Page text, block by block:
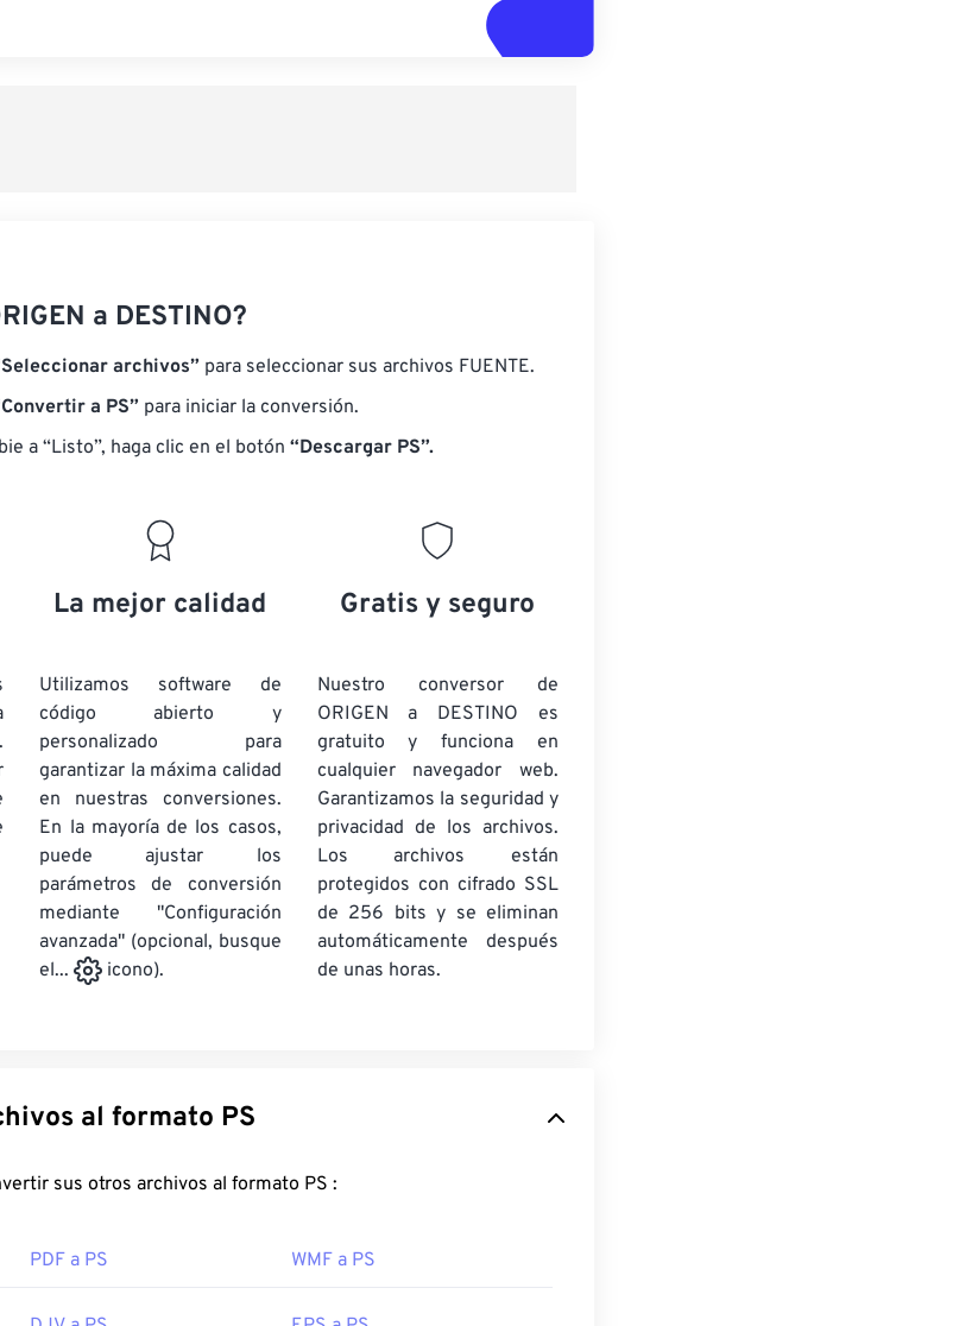
a DESTINO?
archivos” para seleccionar sus archivos FUENTE.
a PS” para iniciar la conversión.
a “Listo”, haga clic en el botón “Descargar PS”.
La mejor calidad
Utilizamos software de
código abierto y
personalizado para
garantizar la máxima calidad
en nuestras conversiones.
En la mayoría de los casos,
puede ajustar los
parámetros de conversión
mediante "Configuración
avanzada" (opcional, busque
el...
icono).
Gratis y seguro
Nuestro conversor de
ORIGEN a DESTINO es
gratuito y funciona en
cualquier navegador web.
Garantizamos la seguridad y
privacidad de los archivos.
Los archivos están
protegidos con cifrado SSL
de 256 bits y se eliminan
automáticamente después
de unas horas.
Convertir otros archivos al formato PS
FreeConvert.com puede convertir sus otros archivos al formato PS :
PDF a PS WMF a PS